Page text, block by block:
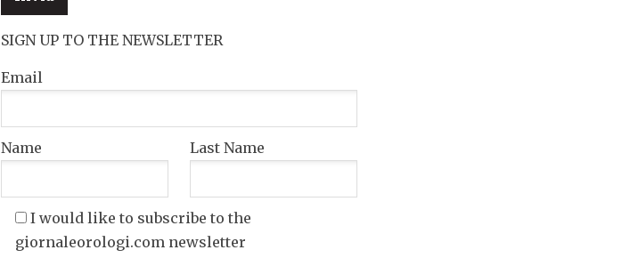
SIGN UP TO THE NEWSLETTER
Email
Name Last Name
I would like to subscribe to the
giornaleorologi.com newsletter